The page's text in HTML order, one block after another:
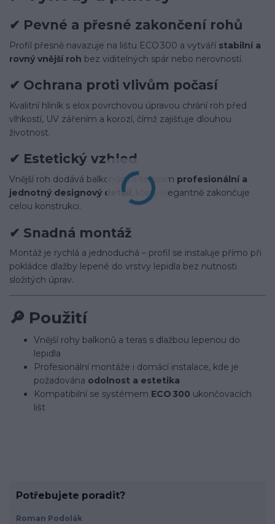
✔ Pevné a přesné zakončení rohů
Profil přesně navazuje na lištu ECO 300 a vytváří stabilní a
rovný vnější roh bez viditelných spár nebo nerovností.
✔ Ochrana proti vlivům počasí
Kvalitní hliník s elox povrchovou úpravou chrání roh před
vlhkostí, UV zářením a korozí, čímž zajišťuje dlouhou
životnost.
✔ Estetický vzhled
Vnější roh dodává balkonům a terasám profesionální a
jednotný designový detail
, který elegantně zakončuje
celou konstrukci.
✔ Snadná montáž
Montáž je rychlá a jednoduchá – profil se instaluje přímo při
pokládce dlažby lepené do vrstvy lepidla bez nutnosti
složitých úprav.
🔎 Použití
Vnější rohy balkonů a teras s dlažbou lepenou do
lepidla
Profesionální montáže i domácí instalace, kde je
požadována odolnost a estetika
Kompatibilní se systémem ECO 300 ukončovacích
lišt
Potřebujete poradit?
Roman Podolák